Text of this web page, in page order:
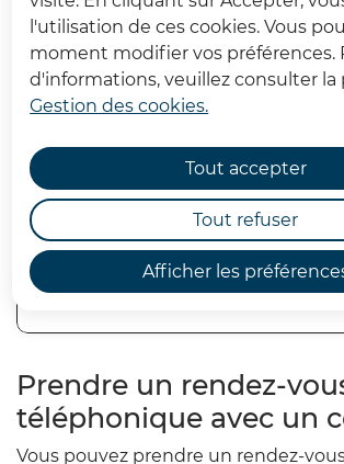
l'utilisation de ces cookies. Vous
moment modifier vos préférences.
d'informations, veuillez consulter la
Gestion des cookies.
Afficher les
Tout accepter
Tout refuser
Rendez-vous
Sommaire
Prendre un rendez-
téléphonique avec un
Vous pouvez prendre un rendez-